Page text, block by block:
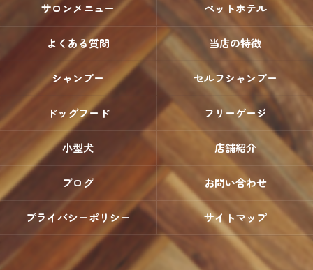
サロンメニュー ペットホテル
よくある質問 当店の特徴
シャンプー セルフシャンプー
ドッグフード フリーゲージ
小型犬 店舗紹介
ブログ お問い合わせ
プライバシーポリシー サイトマップ